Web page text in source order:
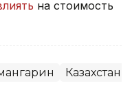
на стоимость
Казахстан